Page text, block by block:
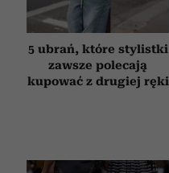
korzystania z ich usług.
5 ubrań, które stylistki
zawsze polecają
kupować z drugiej ręki